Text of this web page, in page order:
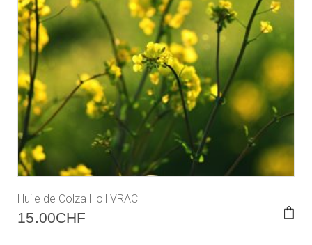
Huile de Colza Holl VRAC
15.00CHF
This